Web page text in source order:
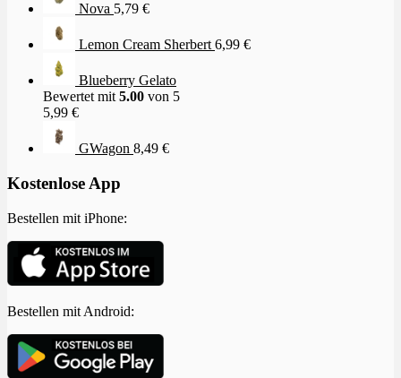
Nova 5,79 €
Lemon Cream Sherbert 6,99 €
Blueberry Gelato
Bewertet mit 5.00 von 5
5,99 €
GWagon 8,49 €
Kostenlose App
Bestellen mit iPhone:
Bestellen mit Android: